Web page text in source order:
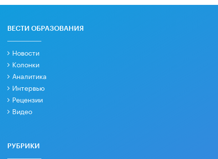
ВЕСТИ ОБРАЗОВАНИЯ
Новости
Колонки
Аналитика
Интервью
Рецензии
Видео
РУБРИКИ